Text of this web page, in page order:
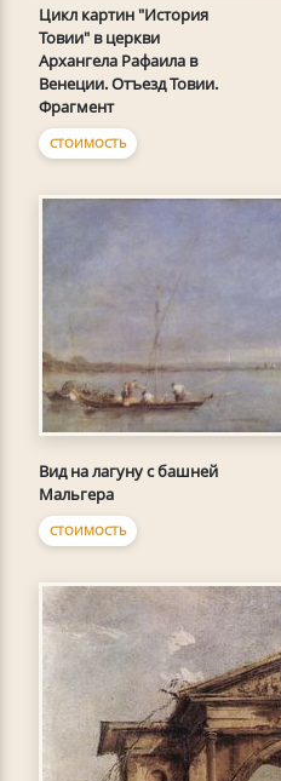
Цикл картин "История
Товии" в церкви
Архангела Рафаила в
Венеции. Отъезд Товии.
Фрагмент
СТОИМОСТЬ
Вид на лагуну с башней
Мальгера
СТОИМОСТЬ